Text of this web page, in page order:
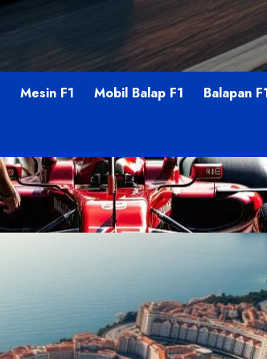
Mesin F1 Mobil Balap F1 Balapan